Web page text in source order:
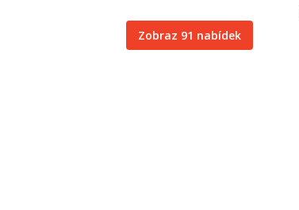
Zobraz 91 nabídek